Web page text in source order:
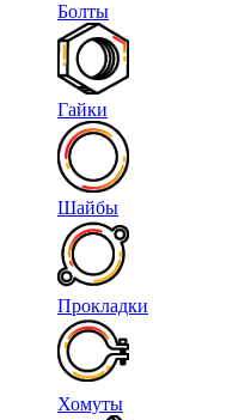
Болты
Гайки
Шайбы
Прокладки
Хомуты